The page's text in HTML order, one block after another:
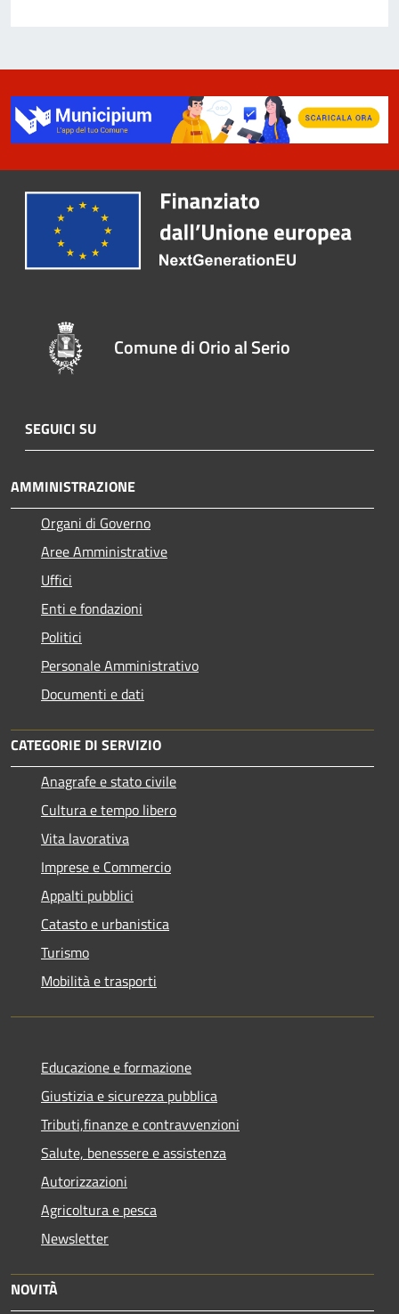
Comune di Orio al Serio
SEGUICI SU
AMMINISTRAZIONE
Organi di Governo
Aree Amministrative
Uffici
Enti e fondazioni
Politici
Personale Amministrativo
Documenti e dati
CATEGORIE DI SERVIZIO
Anagrafe e stato civile
Cultura e tempo libero
Vita lavorativa
Imprese e Commercio
Appalti pubblici
Catasto e urbanistica
Turismo
Mobilità e trasporti
Educazione e formazione
Giustizia e sicurezza pubblica
Tributi,finanze e contravvenzioni
Salute, benessere e assistenza
Autorizzazioni
Agricoltura e pesca
Newsletter
NOVITÀ